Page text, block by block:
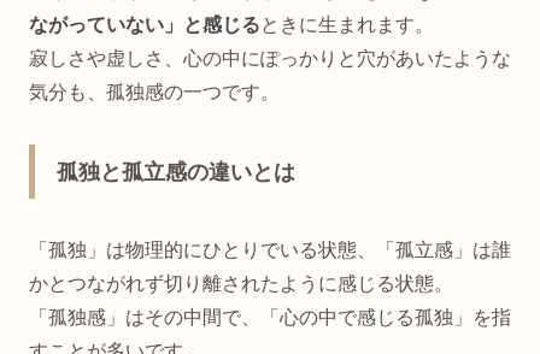
ながっていない」と感じるときに生まれます。
寂しさや虚しさ、心の中にぽっかりと穴があいたような
気分も、孤独感の一つです。
孤独と孤立感の違いとは
「孤独」は物理的にひとりでいる状態、「孤立感」は誰
かとつながれず切り離されたように感じる状態。
「孤独感」はその中間で、「心の中で感じる孤独」を指